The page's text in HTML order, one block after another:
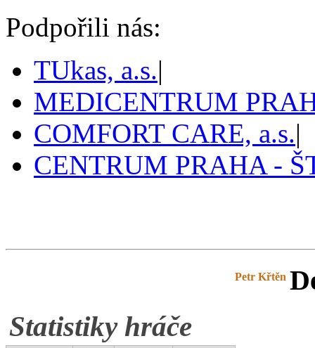
Podpořili nás:
TUkas, a.s.|
MEDICENTRUM
COMFORT CARE, a.s.|
CENTRUM PRAHA -
Petr Křtěn
Statistiky hráče